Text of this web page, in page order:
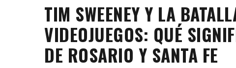
TIM SWEENEY Y LA
VIDEOJUEGOS: QUÉ
DE ROSARIO Y SANTA FE